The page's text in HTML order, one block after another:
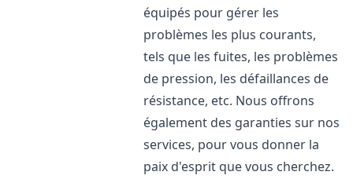
équipés pour gérer les
problèmes les plus courants,
tels que les fuites, les problèmes
de pression, les défaillances de
résistance, etc. Nous offrons
également des garanties sur nos
services, pour vous donner la
paix d'esprit que vous cherchez.